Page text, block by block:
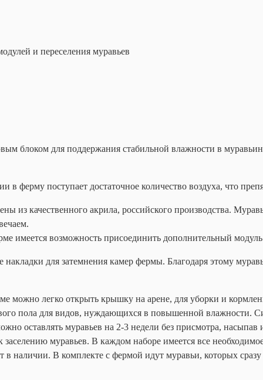
и переселения муравьев
блоком для поддержания стабильной влажности в
в ферму поступает достаточное количество воздуха, что
из качественного акрила, российского производства.
имеется возможность присоединить дополнительный
для затемнения камер фермы. Благодаря этому
можно легко открыть крышку на арене, для уборки и
пола для видов, нуждающихся в повышенной влажности.
оставлять муравьев на 2-3 недели без присмотра,
муравьев. В каждом наборе имеется все
в наличии. В комплекте с фермой идут муравьи, которых